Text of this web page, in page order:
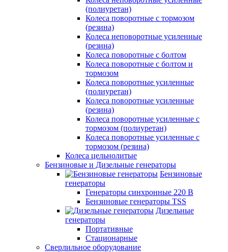
(полиуретан)
Колеса поворотные c тормозом
(резина)
Колеса неповоротные усиленные
(резина)
Колеса поворотные с болтом
Колеса поворотные с болтом и
тормозом
Колеса поворотные усиленные
(полиуретан)
Колеса поворотные усиленные
(резина)
Колеса поворотные усиленные с
тормозом (полиуретан)
Колеса поворотные усиленные с
тормозом (резина)
Колеса цельнолитые
Бензиновые и Дизельные генераторы
Бензиновые
генераторы
Генераторы синхронные 220 В
Бензиновые генераторы TSS
Дизельные
генераторы
Портативные
Стационарные
Сверлильное оборудование